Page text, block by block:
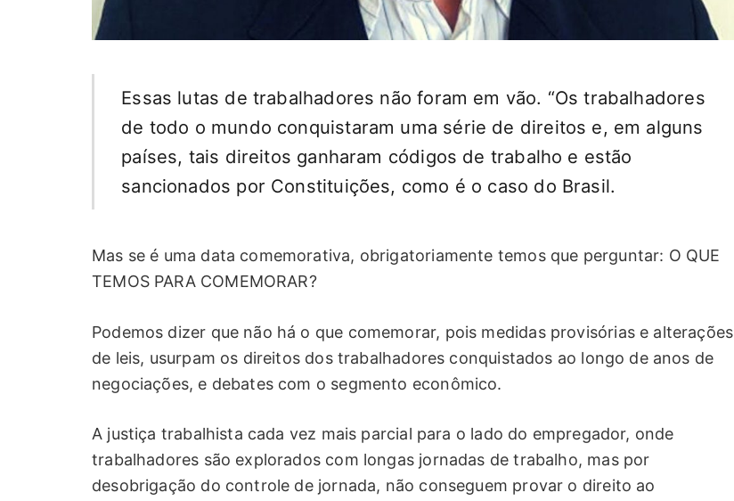
Essas lutas de trabalhadores não foram em vão. “Os trabalhadores
de todo o mundo conquistaram uma série de direitos e, em alguns
países, tais direitos ganharam códigos de trabalho e estão
sancionados por Constituições, como é o caso do Brasil.
Mas se é uma data comemorativa, obrigatoriamente temos que perguntar: O QUE
TEMOS PARA COMEMORAR?
Podemos dizer que não há o que comemorar, pois medidas provisórias e alterações
de leis, usurpam os direitos dos trabalhadores conquistados ao longo de anos de
negociações, e debates com o segmento econômico.
A justiça trabalhista cada vez mais parcial para o lado do empregador, onde
trabalhadores são explorados com longas jornadas de trabalho, mas por
desobrigação do controle de jornada, não conseguem provar o direito ao